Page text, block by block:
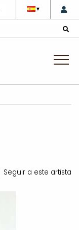
▼
Seguir a este artista